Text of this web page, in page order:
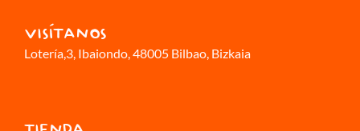
VISÍTANOS
Lotería,3 , Ibaiondo, 48005 Bilbao, Bizkaia